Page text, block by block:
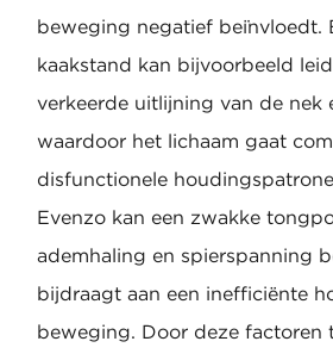
beweging negatief beïnvloedt.
kaakstand kan bijvoorbeeld
verkeerde uitlijning van de nek
waardoor het lichaam gaat
disfunctionele
Evenzo kan een zwakke
ademhaling en spierspanning
bijdraagt aan een inefficiënte
beweging. Door deze factoren